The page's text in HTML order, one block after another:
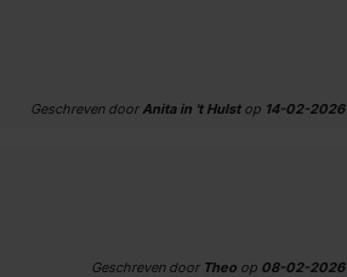
Geschreven door Anita in 't Hulstop 14-02-2026
Geschreven door Theo op 08-02-2026